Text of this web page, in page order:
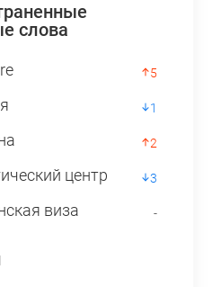
слова
5
1
2
центр 3
виза -